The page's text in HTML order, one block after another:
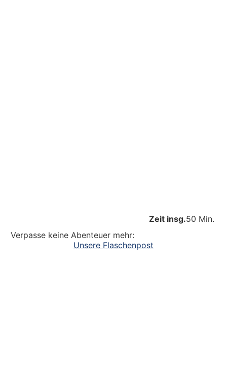
Zeit insg.50 Min.
Verpasse keine Abenteuer mehr:
Unsere Flaschenpost